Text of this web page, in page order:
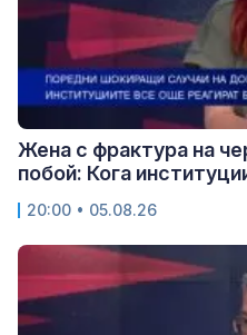
Жена с фрактура на
побой: Кога
20:00 • 05.08.26